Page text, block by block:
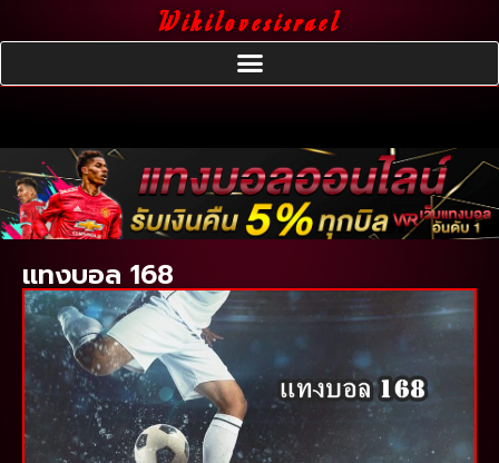
Wikilovesisrael
แทงบอล 168